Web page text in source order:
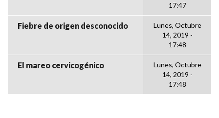
17:47
Fiebre de origen desconocido
Lunes, Octubre
14, 2019 -
17:48
El mareo cervicogénico
Lunes, Octubre
14, 2019 -
17:48